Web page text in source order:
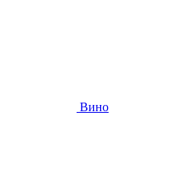
Вино